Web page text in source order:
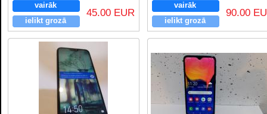
vairāk
ielikt grozā
45.00 EUR
vairāk
ielikt grozā
90.00